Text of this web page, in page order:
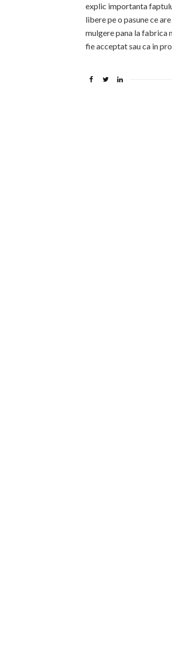
explic importanta
libere pe o pasune ce
mulgere pana la fabrica
fie acceptat sau ca in